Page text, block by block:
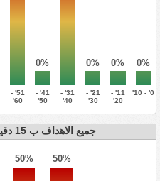
0% 0% 0% 0%
51' -
60'
41' -
50'
31' -
40'
21' -
30'
11' -
20'
0' - 10'
جميع الاهداف ب 15 دقيقة
50% 50%